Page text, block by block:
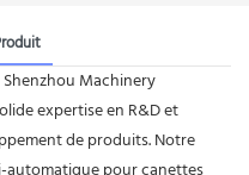
Machinery
expertise en R&D et
de produits. Notre